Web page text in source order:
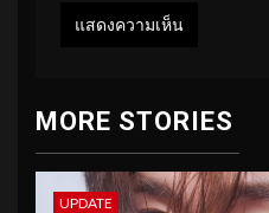
MORE STORIES
UPDATE